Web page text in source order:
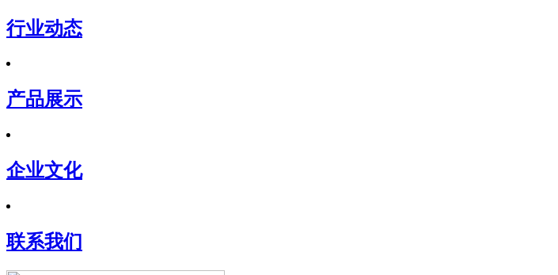
行业动态
产品展示
企业文化
联系我们